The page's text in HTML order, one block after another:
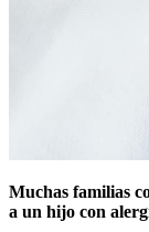
Muchas familias
a un hijo con